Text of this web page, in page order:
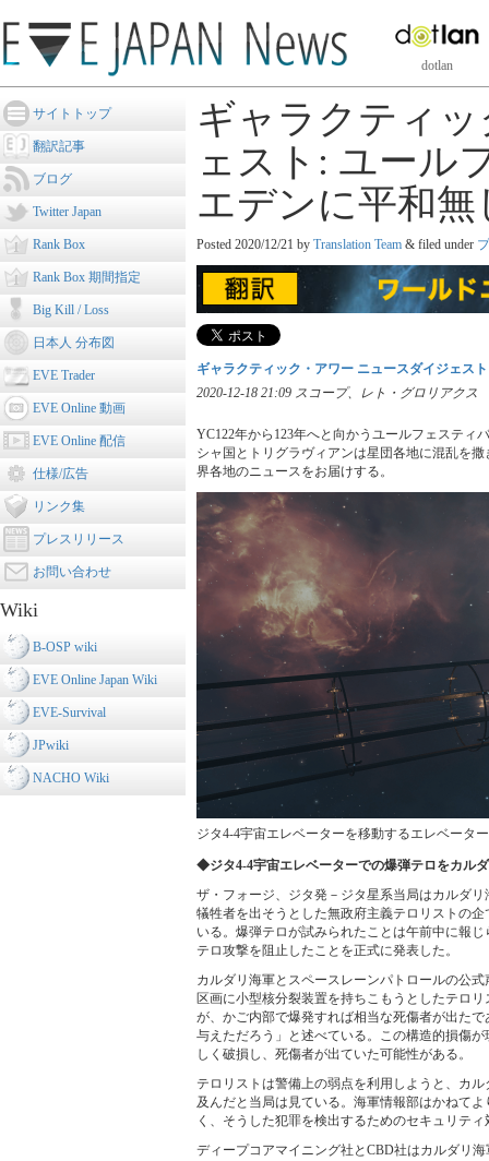
dotlan
サイトトップ
翻訳記事
ブログ
Twitter Japan
Rank Box
Rank Box 期間指定
Big Kill / Loss
日本人 分布図
EVE Trader
EVE Online 動画
EVE Online 配信
仕様/広告
リンク集
プレスリリース
お問い合わせ
Wiki
B-OSP wiki
EVE Online Japan Wiki
EVE-Survival
JPwiki
NACHO Wiki
ギャラクティ
ェスト: ユール
エデンに平和無
Posted 2020/12/21 by Translation Team & filed under
ギャラクティック・アワー ニュースダイジェス
2020-12-18 21:09 スコープ、レト・グロリアクス
YC122年から123年へと向かうユールフェスティ
シャ国とトリグラヴィアンは星団各地に混乱を
界各地のニュースをお届けする。
ジタ4-4宇宙エレベーターを移動するエレベータ
◆ジタ4-4宇宙エレベーターでの爆弾テロをカル
ザ・フォージ、ジタ発－ジタ星系当局はカルダ
犠牲者を出そうとした無政府主義テロリストの
いる。爆弾テロが試みられたことは午前中に報
テロ攻撃を阻止したことを正式に発表した。
カルダリ海軍とスペースレーンパトロールの公
区画に小型核分裂装置を持ちこもうとしたテロ
が、かご内部で爆発すれば相当な死傷者が出た
与えただろう」と述べている。この構造的損傷
しく破損し、死傷者が出ていた可能性がある。
テロリストは警備上の弱点を利用しようと、カ
及んだと当局は見ている。海軍情報部はかねて
く、そうした犯罪を検出するためのセキュリテ
ディープコアマイニング社とCBD社はカルダリ